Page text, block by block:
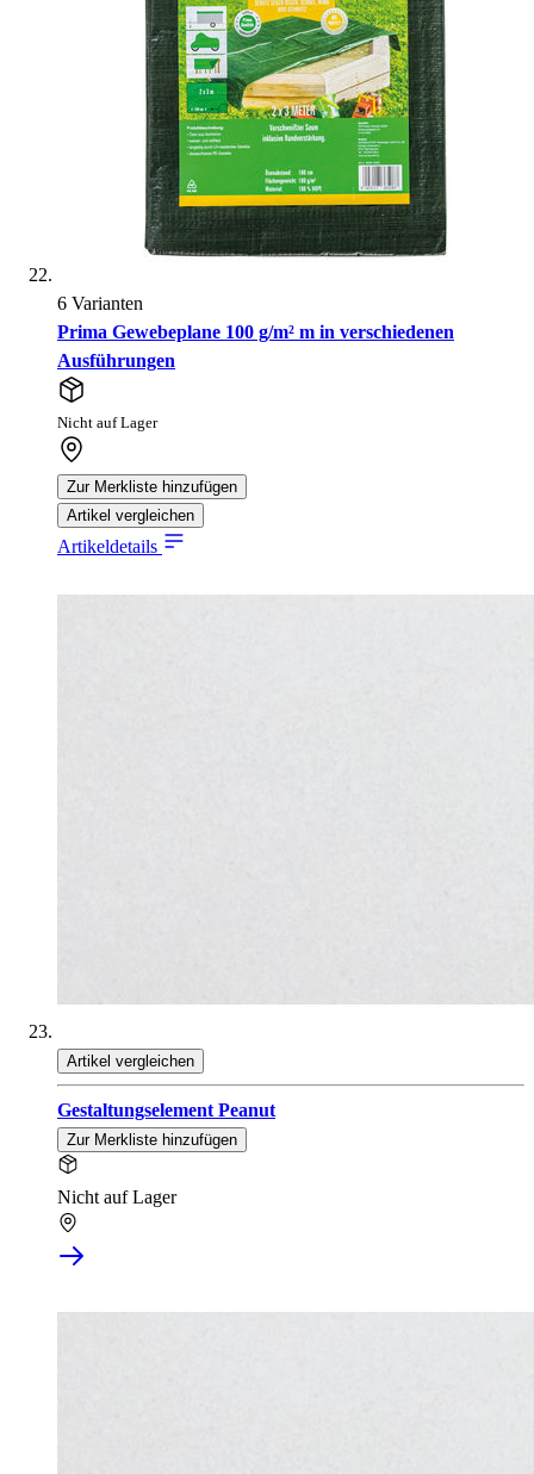
6 Varianten
Prima Gewebeplane 100 g/m² m in verschiedenen
Ausführungen
Nicht auf Lager
Zur Merkliste hinzufügen
Artikel vergleichen
Artikeldetails
Artikel vergleichen
Gestaltungselement Peanut
Zur Merkliste hinzufügen
Nicht auf Lager